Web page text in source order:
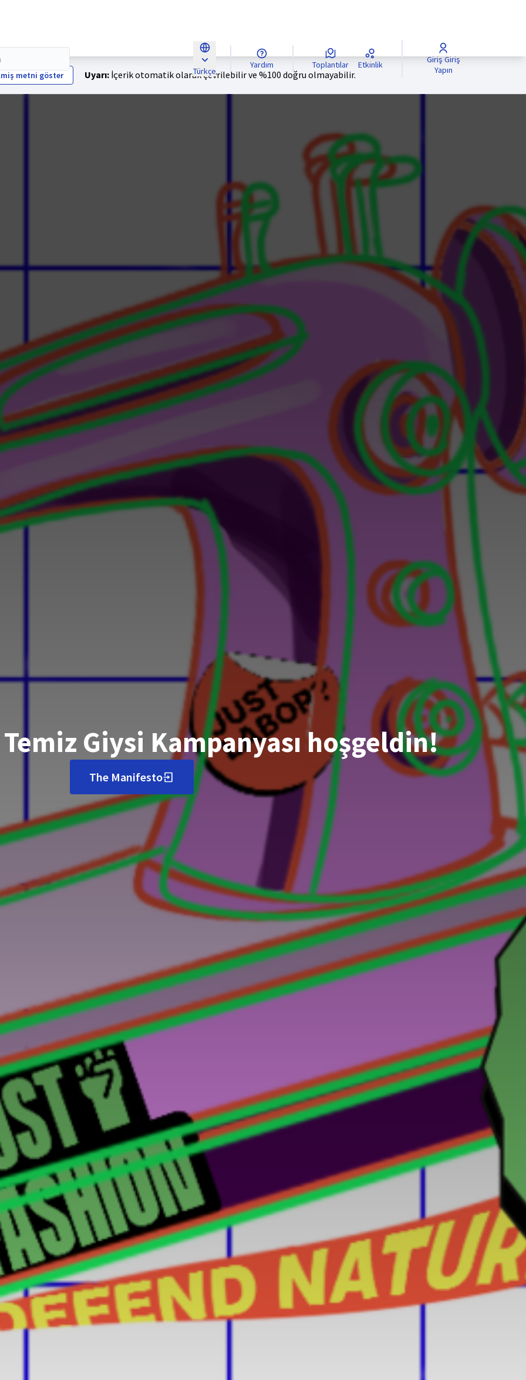
Türkçe
Choose languageSprache wählenChoisir la langue Scegli la lingua
Yardım Toplantılar Etkinlik
Giriş Giriş
Yapın
metni göster Uyarı: İçerik otomatik olarak çevrilebilir ve %100 doğru olmayabilir.
Giysi Kampanyası hoşgeldin!
The Manifesto